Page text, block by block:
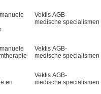
Vektis AGB-
medische specialismen
Vektis AGB-
medische specialismen
en
Vektis AGB-
medische specialismen